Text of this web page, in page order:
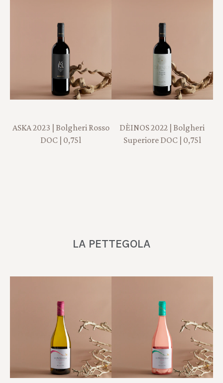
ASKA 2023 | Bolgheri Rosso
DOC | 0,75l
DÈINOS 2022 | Bolgheri
Superiore DOC | 0,75l
LA PETTEGOLA